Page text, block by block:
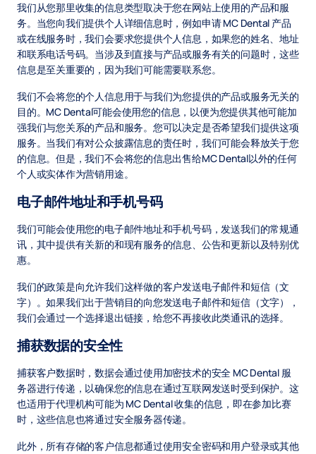
我们从您那里收集的信息类型取决于您在网站上使用的产品和服
务。当您向我们提供个人详细信息时，例如申请 MC Dental 产品
或在线服务时，我们会要求您提供个人信息，如果您的姓名、地址
和联系电话号码。当涉及到直接与产品或服务有关的问题时，这些
信息是至关重要的，因为我们可能需要联系您。
我们不会将您的个人信息用于与我们为您提供的产品或服务无关的
目的。MC Dental可能会使用您的信息，以便为您提供其他可能加
强我们与您关系的产品和服务。您可以决定是否希望我们提供这项
服务。当我们有对公众披露信息的责任时，我们可能会释放关于您
的信息。但是，我们不会将您的信息出售给MC Dental以外的任何
个人或实体作为营销用途。
电子邮件地址和手机号码
我们可能会使用您的电子邮件地址和手机号码，发送我们的常规通
讯，其中提供有关新的和现有服务的信息、公告和更新以及特别优
惠。
我们的政策是向允许我们这样做的客户发送电子邮件和短信（文
字）。如果我们出于营销目的向您发送电子邮件和短信（文字），
我们会通过一个选择退出链接，给您不再接收此类通讯的选择。
捕获数据的安全性
捕获客户数据时，数据会通过使用加密技术的安全 MC Dental 服
务器进行传递，以确保您的信息在通过互联网发送时受到保护。这
也适用于代理机构可能为 MC Dental 收集的信息，即在参加比赛
时，这些信息也将通过安全服务器传递。
此外，所有存储的客户信息都通过使用安全密码和用户登录或其他